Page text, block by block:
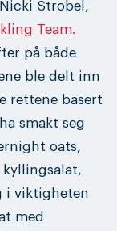
Strobel,
Team.
på både
ble delt inn
rettene basert
smakt seg
oats,
kyllingsalat,
i viktigheten
med